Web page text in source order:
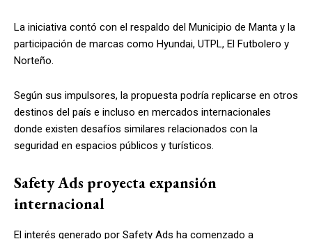
La iniciativa contó con el respaldo del Municipio de Manta y la
participación de marcas como Hyundai, UTPL, El Futbolero y
Norteño.
Según sus impulsores, la propuesta podría replicarse en otros
destinos del país e incluso en mercados internacionales
donde existen desafíos similares relacionados con la
seguridad en espacios públicos y turísticos.
Safety Ads proyecta expansión
internacional
El interés generado por Safety Ads ha comenzado a